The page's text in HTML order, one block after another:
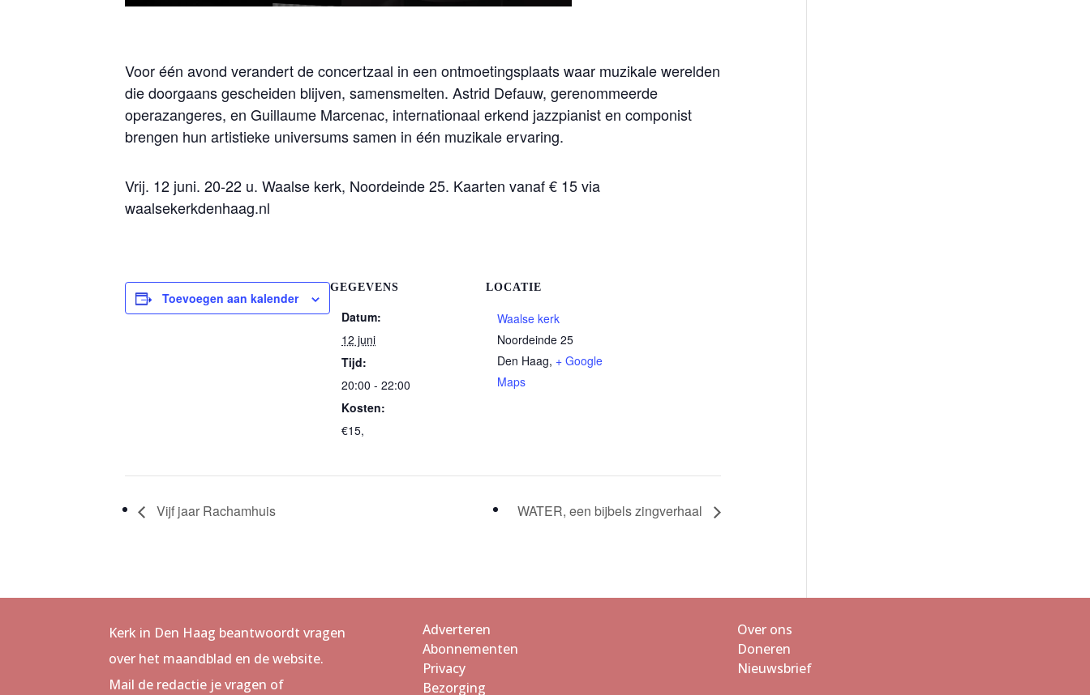
Voor één avond verandert de concertzaal in een ontmoetingsplaats waar muzikale werelden
die doorgaans gescheiden blijven, samensmelten. Astrid Defauw, gerenommeerde
operazangeres, en Guillaume Marcenac, internationaal erkend jazzpianist en componist
brengen hun artistieke universums samen in één muzikale ervaring.
Vrij. 12 juni. 20-22 u. Waalse kerk, Noordeinde 25. Kaarten vanaf € 15 via
waalsekerkdenhaag.nl
Toevoegen aan kalender
GEGEVENS
Datum:
12 juni
Tijd:
20:00 - 22:00
Kosten:
€15,
LOCATIE
Waalse kerk
Noordeinde 25
Den Haag, + Google
Maps
Vijf jaar Rachamhuis WATER, een bijbels zingverhaal
Kerk in Den Haag beantwoordt vragen
over het maandblad en de website.
Mail de redactie je vragen of
Adverteren
Abonnementen
Privacy
Bezorging
Over ons
Doneren
Nieuwsbrief